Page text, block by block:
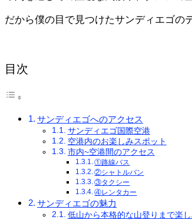
だから僕の目で見つけたサンディエゴの
目次
サンディエゴへのアクセス
サンディエゴ国際空港
空港内のお楽しみスポット
市内~空港間のアクセス
①路線バス
②シャトルバン
③タクシー
④レンタカー
サンディエゴの魅力
低山から本格的な山登りまで楽し